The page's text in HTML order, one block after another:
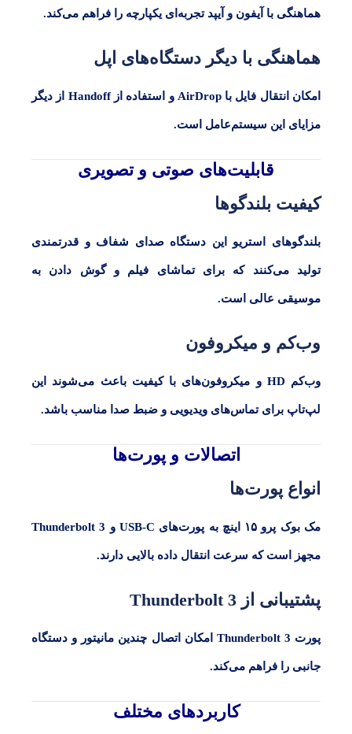
هماهنگی با آیفون و آیپد تجربه‌ای یکپارچه را فراهم می‌کند.
هماهنگی با دیگر دستگاه‌های اپل
امکان انتقال فایل باAirDrop و استفاده ازHandoff از دیگر
مزایای این سیستم‌عامل است.
قابلیت‌های صوتی و تصویری
کیفیت بلندگوها
بلندگوهای استریو این دستگاه صدای شفاف و قدرتمندی
تولید می‌کنند که برای تماشای فیلم و گوش دادن به
موسیقی عالی است.
وب‌کم و میکروفون
وب‌کم HD و میکروفون‌های با کیفیت باعث می‌شوند این
لپ‌تاپ برای تماس‌های ویدیویی و ضبط صدا مناسب باشد.
اتصالات و پورت‌ها
انواع پورت‌ها
مک بوک پرو ۱۵ اینچ به پورت‌های USB-C و Thunderbolt 3
مجهز است که سرعت انتقال داده بالایی دارند.
پشتیبانی از Thunderbolt 3
پورت Thunderbolt 3 امکان اتصال چندین مانیتور و دستگاه
جانبی را فراهم می‌کند.
کاربردهای مختلف